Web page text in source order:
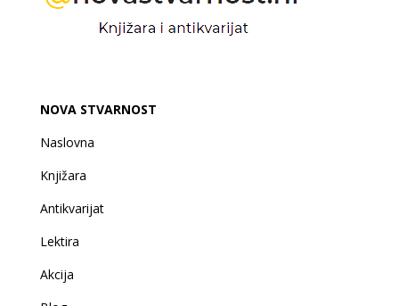
NOVA STVARNOST
Naslovna
Knjižara
Antikvarijat
Lektira
Akcija